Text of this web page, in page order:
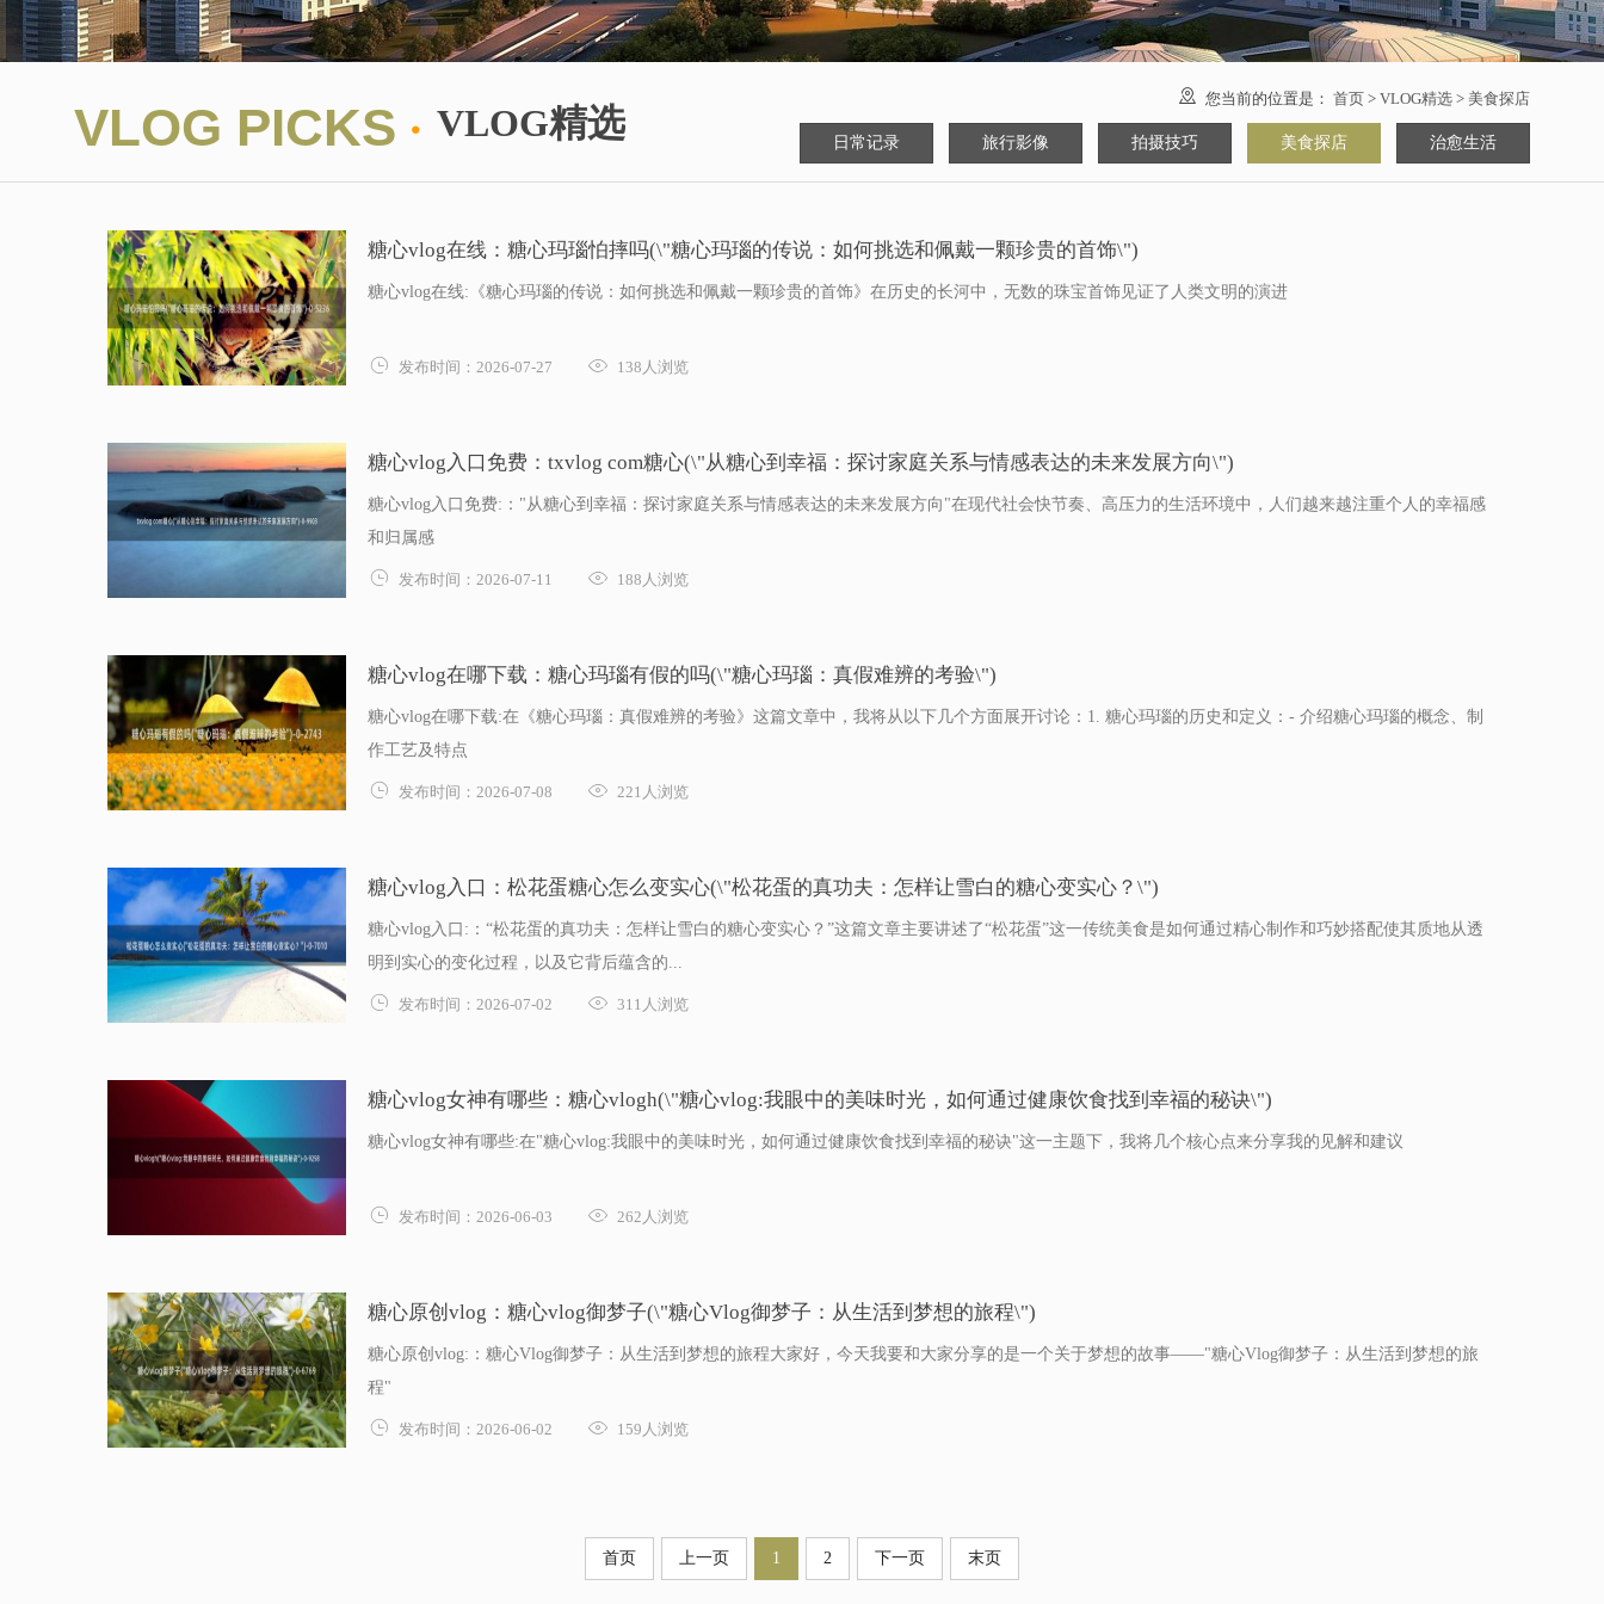
VLOG PICKS · VLOG精选
 您当前的位置是： 首页 > VLOG精选 > 美食探店
日常记录 旅行影像 拍摄技巧 美食探店 治愈生活
糖心vlog在线：糖心玛瑙怕摔吗(\"糖心玛瑙的传说：如何挑选和佩戴一颗珍贵的首饰\")
糖心vlog在线:《糖心玛瑙的传说：如何挑选和佩戴一颗珍贵的首饰》在历史的长河中，无数的珠宝首饰见证了人类文明的演进
 发布时间：2026-07-27  138人浏览
糖心vlog入口免费：txvlog com糖心(\"从糖心到幸福：探讨家庭关系与情感表达的未来发展方向\")
糖心vlog入口免费:："从糖心到幸福：探讨家庭关系与情感表达的未来发展方向"在现代社会快节奏、高压力的生活环境中，人们越来越注重个人的幸福感
和归属感
 发布时间：2026-07-11  188人浏览
糖心vlog在哪下载：糖心玛瑙有假的吗(\"糖心玛瑙：真假难辨的考验\")
糖心vlog在哪下载:在《糖心玛瑙：真假难辨的考验》这篇文章中，我将从以下几个方面展开讨论：1. 糖心玛瑙的历史和定义：- 介绍糖心玛瑙的概念、制
作工艺及特点
 发布时间：2026-07-08  221人浏览
糖心vlog入口：松花蛋糖心怎么变实心(\"松花蛋的真功夫：怎样让雪白的糖心变实心？\")
糖心vlog入口:：“松花蛋的真功夫：怎样让雪白的糖心变实心？”这篇文章主要讲述了“松花蛋”这一传统美食是如何通过精心制作和巧妙搭配使其质地从透
明到实心的变化过程，以及它背后蕴含的...
 发布时间：2026-07-02  311人浏览
糖心vlog女神有哪些：糖心vlogh(\"糖心vlog:我眼中的美味时光，如何通过健康饮食找到幸福的秘诀\")
糖心vlog女神有哪些:在"糖心vlog:我眼中的美味时光，如何通过健康饮食找到幸福的秘诀"这一主题下，我将几个核心点来分享我的见解和建议
 发布时间：2026-06-03  262人浏览
糖心原创vlog：糖心vlog御梦子(\"糖心Vlog御梦子：从生活到梦想的旅程\")
糖心原创vlog:：糖心Vlog御梦子：从生活到梦想的旅程大家好，今天我要和大家分享的是一个关于梦想的故事——"糖心Vlog御梦子：从生活到梦想的旅
程"
 发布时间：2026-06-02  159人浏览
首页 上一页 1 2 下一页 末页